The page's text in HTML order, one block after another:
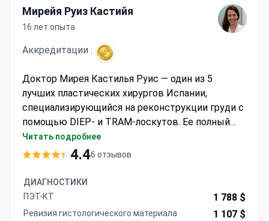
Мирейя Руиз Кастийя
16 лет опыта
Аккредитации :
Доктор Мирея Кастилья Руис — один из 5
лучших пластических хирургов Испании,
специализирующийся на реконструкции груди с
помощью DIEP- и TRAM-лоскутов. Ее полный
двухэтапный пакет стоит около 57 888 $ и
включает операцию, несколько дней
Диагностика может стоить от 352 $ за тест на
онкомаркеры. Клиника сотрудничает с
Институтом Базельги и Johns Hopkins.
Читать подробнее
4.46 отзывов
ДИАГНОСТИКИ
ПЭТ-КТ
1 788 $
Ревизия гистологического материала 1 107 $